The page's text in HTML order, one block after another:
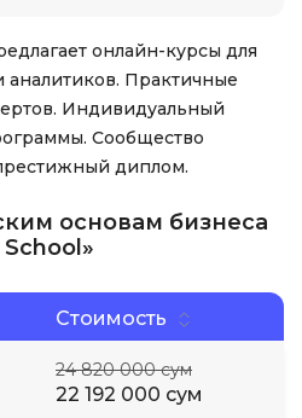
онлайн-курсы для
Практичные
Индивидуальный
Сообщество
диплом.
основам бизнеса
Стоимость
24 820 000 сум
22 192 000 сум